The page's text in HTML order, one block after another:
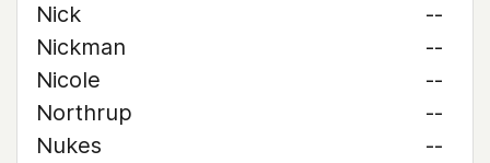
Nick
--
Nickman
--
Nicole
--
Northrup
--
Nukes
--